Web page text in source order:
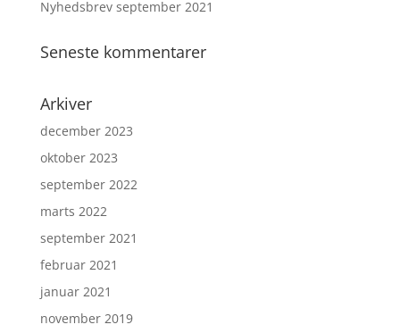
Nyhedsbrev september 2021
Seneste kommentarer
Arkiver
december 2023
oktober 2023
september 2022
marts 2022
september 2021
februar 2021
januar 2021
november 2019